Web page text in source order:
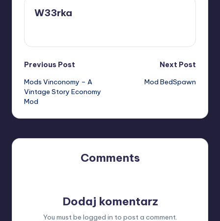
W33rka
Post
navigation
Previous Post
Mods Vinconomy – A
Vintage Story Economy
Mod
Next Post
Mod BedSpawn
Comments
Dodaj komentarz
You must be logged in to post a comment.